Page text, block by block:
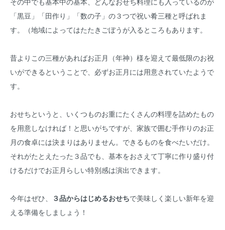
「黒豆」「田作り」「数の子」の３つで祝い肴三種と呼ばれま
す。（地域によってはたたきごぼうが入るところもあります。
昔よりこの三種があればお正月（年神）様を迎えて最低限のお祝
いができるということで、必ずお正月には用意されていたようで
す。
おせちというと、いくつものお重にたくさんの料理を詰めたもの
を用意しなければ！と思いがちですが、家族で囲む手作りのお正
月の食卓には決まりはありません。できるものを食べたいだけ。
それがたとえたった３品でも、基本をおさえて丁寧に作り盛り付
けるだけでお正月らしい特別感は演出できます。
今年はぜひ、 ３品からはじめるおせちで美味しく楽しい新年を迎
える準備をしましょう！